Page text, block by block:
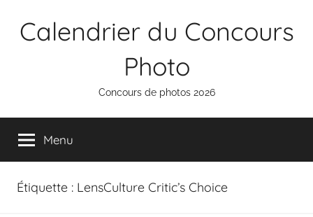
Calendrier du Concours
Photo
Concours de photos 2026
Menu
Étiquette : LensCulture Critic’s Choice